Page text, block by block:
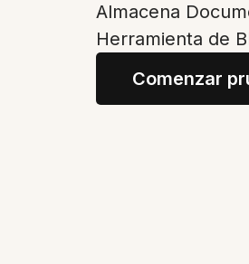
Almacena
Herramienta de
Comenzar